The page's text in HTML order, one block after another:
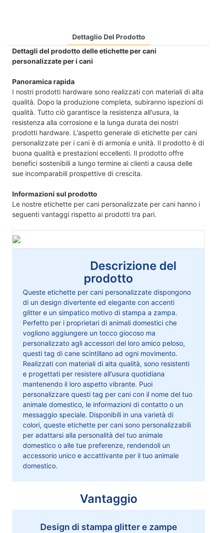
Dettaglio Del Prodotto
Dettagli del prodotto delle etichette per cani
personalizzate per i cani
Panoramica rapida
I nostri prodotti hardware sono realizzati con materiali di alta
qualità. Dopo la produzione completa, subiranno ispezioni di
qualità. Tutto ciò garantisce la resistenza all'usura, la
resistenza alla corrosione e la lunga durata dei nostri
prodotti hardware. L'aspetto generale di etichette per cani
personalizzate per i cani è di armonia e unità. Il prodotto è di
buona qualità e prestazioni eccellenti. Il prodotto offre
benefici sostenibili a lungo termine ai clienti a causa delle
sue incomparabili prospettive di crescita.
Informazioni sul prodotto
Le nostre etichette per cani personalizzate per cani hanno i
seguenti vantaggi rispetto ai prodotti tra pari.
Descrizione del
prodotto
Queste etichette per cani personalizzate dispongono
di un design divertente ed elegante con accenti
glitter e un simpatico motivo di stampa a zampa.
Perfetto per i proprietari di animali domestici che
vogliono aggiungere un tocco giocoso ma
personalizzato agli accessori del loro amico peloso,
questi tag di cane scintillano ad ogni movimento.
Realizzati con materiali di alta qualità, sono resistenti
e progettati per resistere all'usura quotidiana
mantenendo il loro aspetto vibrante. Puoi
personalizzare questi tag per cani con il nome del tuo
animale domestico, le informazioni di contatto o un
messaggio speciale. Disponibili in una varietà di
colori, queste etichette per cani sono personalizzabili
per adattarsi alla personalità del tuo animale
domestico o alle tue preferenze, rendendoli un
accessorio unico e accattivante per il tuo animale
domestico.
Vantaggio
Design di stampa glitter e zampe